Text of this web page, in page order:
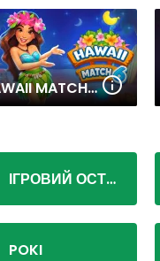
HAWAII MATCH 6
ІГРОВИЙ ОСТРІВ
POKI